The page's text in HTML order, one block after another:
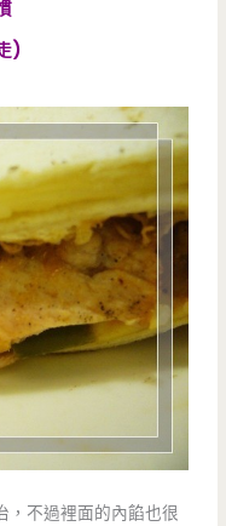
)
，不過裡面的內餡也很